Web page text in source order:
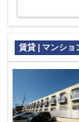
賃貸 | マンショ